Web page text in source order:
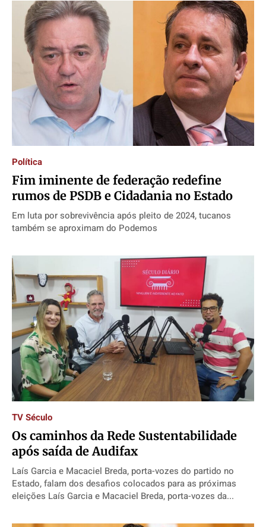
Política
Fim iminente de federação redefine
rumos de PSDB e Cidadania no Estado
Em luta por sobrevivência após pleito de 2024, tucanos
também se aproximam do Podemos
TV Século
Os caminhos da Rede Sustentabilidade
após saída de Audifax
Laís Garcia e Macaciel Breda, porta-vozes do partido no
Estado, falam dos desafios colocados para as próximas
eleições Laís Garcia e Macaciel Breda, porta-vozes da...